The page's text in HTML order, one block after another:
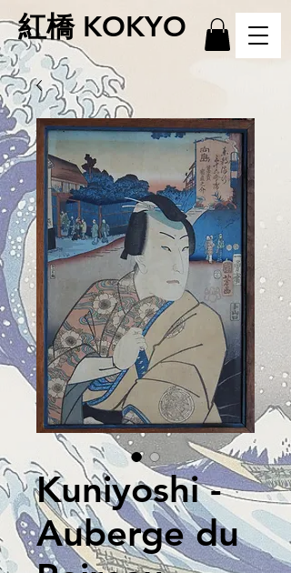
紅橋 KOKYO
Kuniyoshi -
Auberge du